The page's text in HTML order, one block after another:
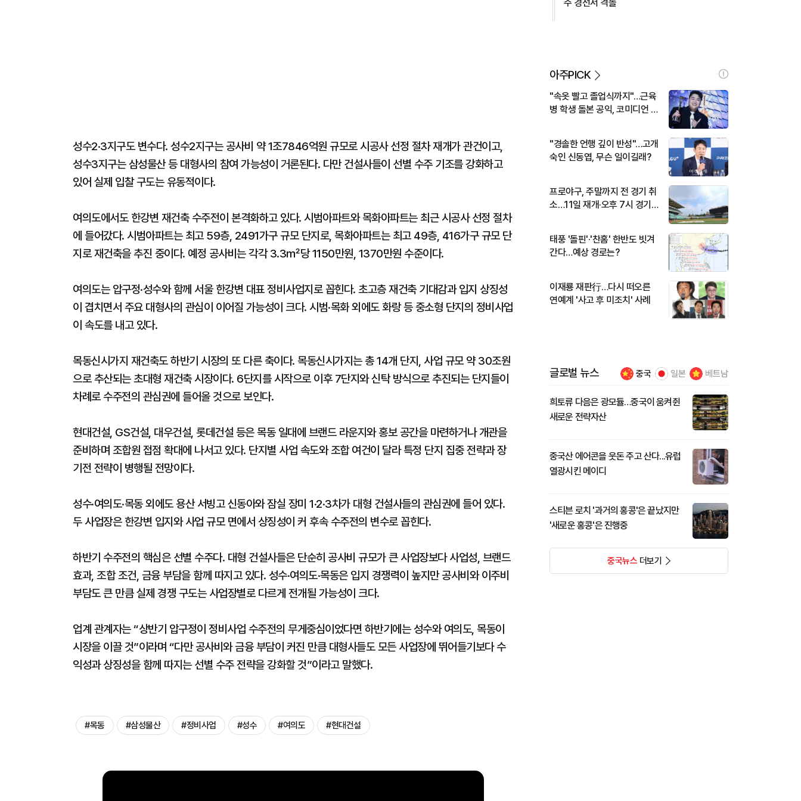
성수2·3지구도 변수다. 성수2지구는 공사비 약 1조7846억원 규모로 시공사 선정 절차 재개가 관건이고,
성수3지구는 삼성물산 등 대형사의 참여 가능성이 거론된다. 다만 건설사들이 선별 수주 기조를 강화하고
있어 실제 입찰 구도는 유동적이다.
여의도에서도 한강변 재건축 수주전이 본격화하고 있다. 시범아파트와 목화아파트는 최근 시공사 선정 절차
에 들어갔다. 시범아파트는 최고 59층, 2491가구 규모 단지로, 목화아파트는 최고 49층, 416가구 규모 단
지로 재건축을 추진 중이다. 예정 공사비는 각각 3.3㎡당 1150만원, 1370만원 수준이다.
여의도는 압구정·성수와 함께 서울 한강변 대표 정비사업지로 꼽힌다. 초고층 재건축 기대감과 입지 상징성
이 겹치면서 주요 대형사의 관심이 이어질 가능성이 크다. 시범·목화 외에도 화랑 등 중소형 단지의 정비사업
이 속도를 내고 있다.
목동신시가지 재건축도 하반기 시장의 또 다른 축이다. 목동신시가지는 총 14개 단지, 사업 규모 약 30조원
으로 추산되는 초대형 재건축 시장이다. 6단지를 시작으로 이후 7단지와 신탁 방식으로 추진되는 단지들이
차례로 수주전의 관심권에 들어올 것으로 보인다.
현대건설, GS건설, 대우건설, 롯데건설 등은 목동 일대에 브랜드 라운지와 홍보 공간을 마련하거나 개관을
준비하며 조합원 접점 확대에 나서고 있다. 단지별 사업 속도와 조합 여건이 달라 특정 단지 집중 전략과 장
기전 전략이 병행될 전망이다.
성수·여의도·목동 외에도 용산 서빙고 신동아와 잠실 장미 1·2·3차가 대형 건설사들의 관심권에 들어 있다.
두 사업장은 한강변 입지와 사업 규모 면에서 상징성이 커 후속 수주전의 변수로 꼽힌다.
하반기 수주전의 핵심은 선별 수주다. 대형 건설사들은 단순히 공사비 규모가 큰 사업장보다 사업성, 브랜드
효과, 조합 조건, 금융 부담을 함께 따지고 있다. 성수·여의도·목동은 입지 경쟁력이 높지만 공사비와 이주비
부담도 큰 만큼 실제 경쟁 구도는 사업장별로 다르게 전개될 가능성이 크다.
업계 관계자는 “상반기 압구정이 정비사업 수주전의 무게중심이었다면 하반기에는 성수와 여의도, 목동이
시장을 이끌 것”이라며 “다만 공사비와 금융 부담이 커진 만큼 대형사들도 모든 사업장에 뛰어들기보다 수
익성과 상징성을 함께 따지는 선별 수주 전략을 강화할 것”이라고 말했다.
#목동 #삼성물산 #정비사업 #성수 #여의도 #현대건설
주 경선서 격돌
아주PICK
"속옷 빨고 졸업식까지"…근육
병 학생 돌본 공익, 코미디언 김
"경솔한 언행 깊이 반성"…고개
숙인 신동엽, 무슨 일이길래?
프로야구, 주말까지 전 경기 취
소…11일 재개·오후 7시 경기
태풍 '돌핀'·'찬홈' 한반도 빗겨
간다…예상 경로는?
이재룡 재판行…다시 떠오른
연예계 '사고 후 미조치' 사례
글로벌 뉴스 중국 일본 베트남
희토류 다음은 광모듈…중국이 움켜쥔
새로운 전략자산
중국산 에어콘을 웃돈 주고 산다...유럽
열광시킨 메이디
스티븐 로치 '과거의 홍콩'은 끝났지만
'새로운 홍콩'은 진행중
중국뉴스더보기